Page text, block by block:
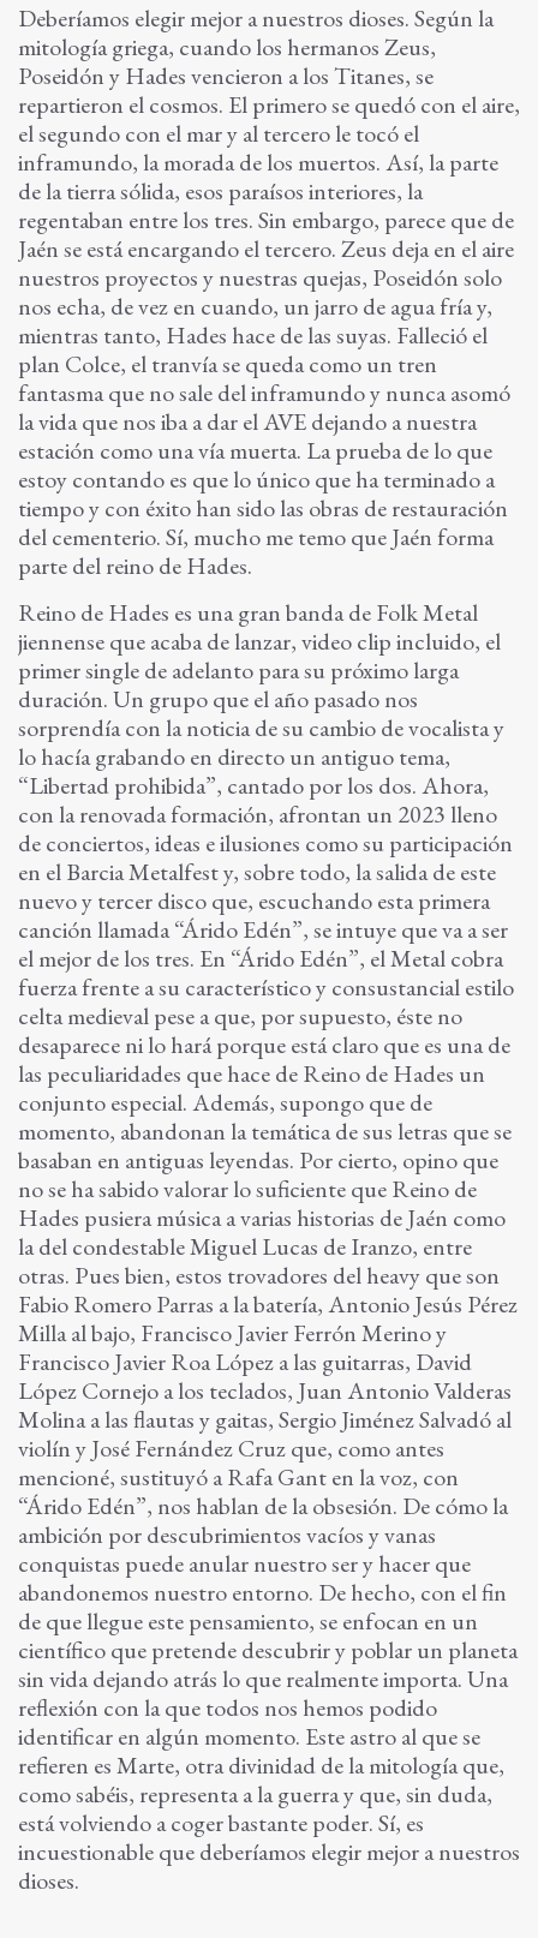
Deberíamos elegir mejor a nuestros dioses. Según la
mitología griega, cuando los hermanos Zeus,
Poseidón y Hades vencieron a los Titanes, se
repartieron el cosmos. El primero se quedó con el aire,
el segundo con el mar y al tercero le tocó el
inframundo, la morada de los muertos. Así, la parte
de la tierra sólida, esos paraísos interiores, la
regentaban entre los tres. Sin embargo, parece que de
Jaén se está encargando el tercero. Zeus deja en el aire
nuestros proyectos y nuestras quejas, Poseidón solo
nos echa, de vez en cuando, un jarro de agua fría y,
mientras tanto, Hades hace de las suyas. Falleció el
plan Colce, el tranvía se queda como un tren
fantasma que no sale del inframundo y nunca asomó
la vida que nos iba a dar el AVE dejando a nuestra
estación como una vía muerta. La prueba de lo que
estoy contando es que lo único que ha terminado a
tiempo y con éxito han sido las obras de restauración
del cementerio. Sí, mucho me temo que Jaén forma
parte del reino de Hades.
Reino de Hades es una gran banda de Folk Metal
jiennense que acaba de lanzar, video clip incluido, el
primer single de adelanto para su próximo larga
duración. Un grupo que el año pasado nos
sorprendía con la noticia de su cambio de vocalista y
lo hacía grabando en directo un antiguo tema,
“Libertad prohibida”, cantado por los dos. Ahora,
con la renovada formación, afrontan un 2023 lleno
de conciertos, ideas e ilusiones como su participación
en el Barcia Metalfest y, sobre todo, la salida de este
nuevo y tercer disco que, escuchando esta primera
canción llamada “Árido Edén”, se intuye que va a ser
el mejor de los tres. En “Árido Edén”, el Metal cobra
fuerza frente a su característico y consustancial estilo
celta medieval pese a que, por supuesto, éste no
desaparece ni lo hará porque está claro que es una de
las peculiaridades que hace de Reino de Hades un
conjunto especial. Además, supongo que de
momento, abandonan la temática de sus letras que se
basaban en antiguas leyendas. Por cierto, opino que
no se ha sabido valorar lo suficiente que Reino de
Hades pusiera música a varias historias de Jaén como
la del condestable Miguel Lucas de Iranzo, entre
otras. Pues bien, estos trovadores del heavy que son
Fabio Romero Parras a la batería, Antonio Jesús Pérez
Milla al bajo, Francisco Javier Ferrón Merino y
Francisco Javier Roa López a las guitarras, David
López Cornejo a los teclados, Juan Antonio Valderas
Molina a las flautas y gaitas, Sergio Jiménez Salvadó al
violín y José Fernández Cruz que, como antes
mencioné, sustituyó a Rafa Gant en la voz, con
“Árido Edén”, nos hablan de la obsesión. De cómo la
ambición por descubrimientos vacíos y vanas
conquistas puede anular nuestro ser y hacer que
abandonemos nuestro entorno. De hecho, con el fin
de que llegue este pensamiento, se enfocan en un
científico que pretende descubrir y poblar un planeta
sin vida dejando atrás lo que realmente importa. Una
reflexión con la que todos nos hemos podido
identificar en algún momento. Este astro al que se
refieren es Marte, otra divinidad de la mitología que,
como sabéis, representa a la guerra y que, sin duda,
está volviendo a coger bastante poder. Sí, es
incuestionable que deberíamos elegir mejor a nuestros
dioses.